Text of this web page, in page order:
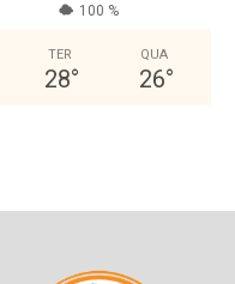
100 %
TER
28°
QUA
26°